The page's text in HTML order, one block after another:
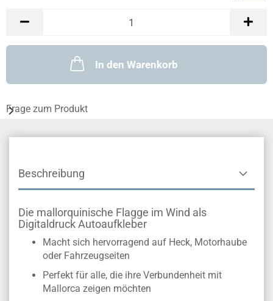
In den Warenkorb
Frage zum Produkt
Beschreibung
Die mallorquinische Flagge im Wind als
Digitaldruck Autoaufkleber
Macht sich hervorragend auf Heck, Motorhaube
oder Fahrzeugseiten
Perfekt für alle, die ihre Verbundenheit mit
Mallorca zeigen möchten